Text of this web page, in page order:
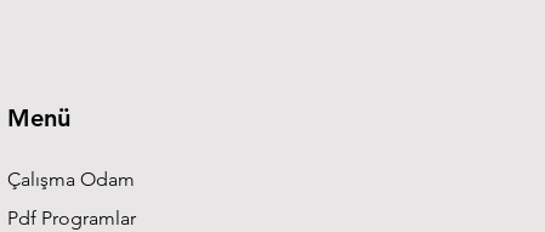
Menü
Çalışma Odam
Pdf Programlar